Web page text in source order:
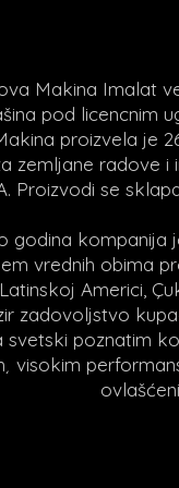
Makina Imalat
pod licencnim
proizvela je
zemljane radove
Proizvodi se
godina kompanija
vrednih obima
Americi,
zadovoljstvo
svetski poznatim
visokim